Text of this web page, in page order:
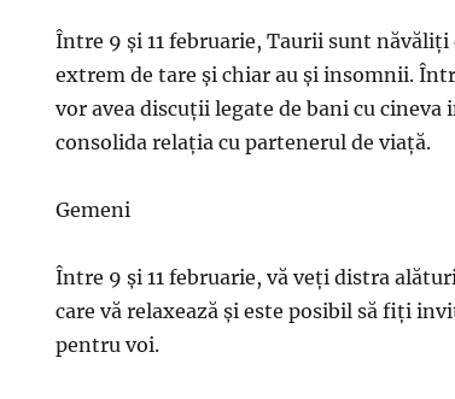
Între 9 și 11 februarie, Taurii sunt năvăliți
extrem de tare și chiar au și insomnii.
vor avea discuții legate de bani cu
consolida relația cu partenerul de viață.
Gemeni
Între 9 și 11 februarie, vă veți distra
care vă relaxează și este posibil să fiți
pentru voi.